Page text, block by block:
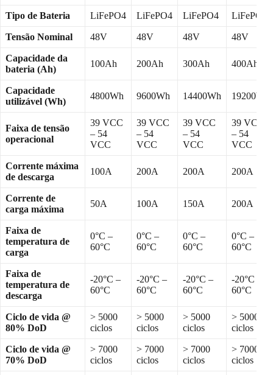
Tipo de Bateria LiFePO4 LiFePO4 LiFePO4 LiFePO4
Tensão Nominal 48V 48V 48V 48V
Capacidade da
bateria (Ah)
100Ah 200Ah 300Ah 400Ah
Capacidade
utilizável (Wh)
4800Wh 9600Wh 14400Wh 19200Wh
Faixa de tensão
operacional
39 VCC
– 54
VCC
39 VCC
– 54
VCC
39 VCC
– 54
VCC
39 VCC
– 54
VCC
Corrente máxima
de descarga
100A 200A 200A 200A
Corrente de
carga máxima
50A 100A 150A 200A
Faixa de
temperatura de
carga
0°C –
60°C
0°C –
60°C
0°C –
60°C
0°C –
60°C
Faixa de
temperatura de
descarga
-20°C –
60°C
-20°C –
60°C
-20°C –
60°C
-20°C –
60°C
Ciclo de vida @
80% DoD
> 5000
ciclos
> 5000
ciclos
> 5000
ciclos
> 5000
ciclos
Ciclo de vida @
70% DoD
> 7000
ciclos
> 7000
ciclos
> 7000
ciclos
> 7000
ciclos